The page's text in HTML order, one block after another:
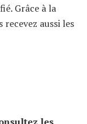
Grâce à la
aussi les
les